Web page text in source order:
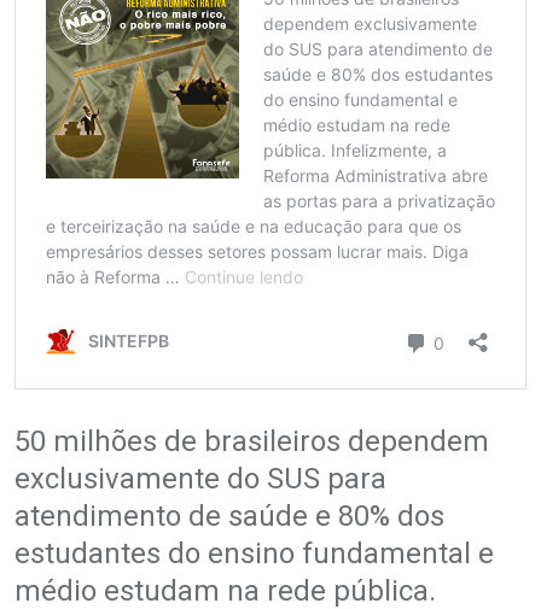
50 milhões de brasileiros dependem
exclusivamente do SUS para
atendimento de saúde e 80% dos
estudantes do ensino fundamental e
médio estudam na rede pública.